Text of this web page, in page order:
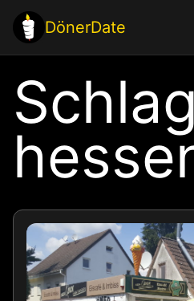
Zum
Inhalt
springen
DönerDate